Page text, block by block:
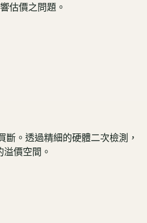
估價之問題。
。透過精細的硬體二次檢測，
價空間。